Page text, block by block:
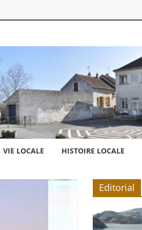
VIE LOCALE HISTOIRE LOCALE
Editorial